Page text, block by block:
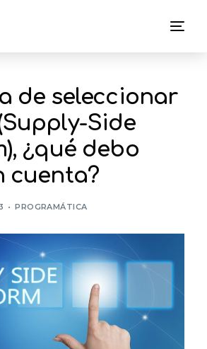
de seleccionar
Side
¿qué debo
cuenta?
PROGRAMÁTICA